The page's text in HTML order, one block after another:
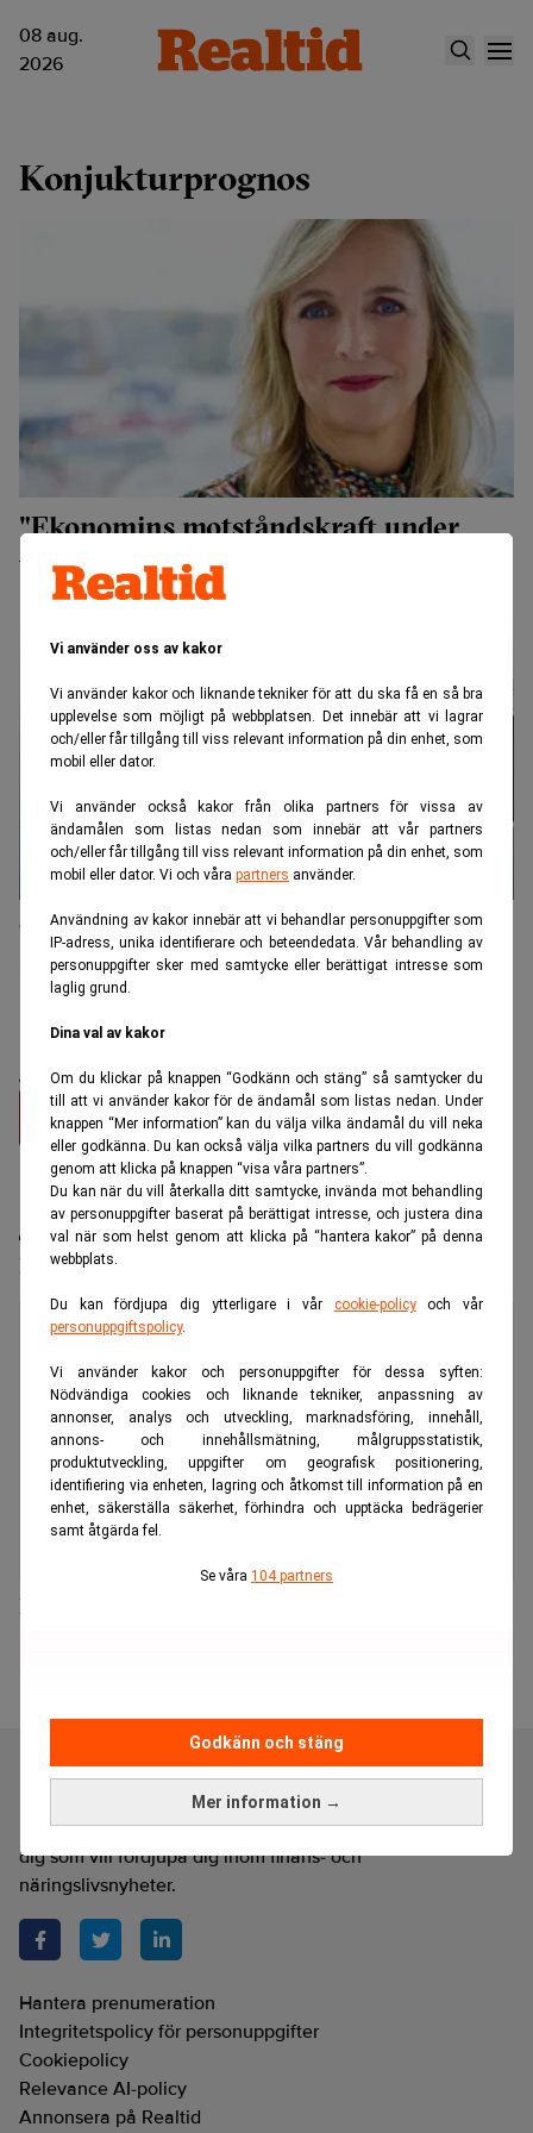
Vi använder oss av kakor
Vi använder kakor och liknande tekniker för att du ska få en så bra
upplevelse som möjligt på webbplatsen. Det innebär att vi lagrar
och/eller får tillgång till viss relevant information på din enhet, som
mobil eller dator.
Vi använder också kakor från olika partners för vissa av
ändamålen som listas nedan som innebär att vår partners
och/eller får tillgång till viss relevant information på din enhet, som
mobil eller dator. Vi och våra partners använder.
Användning av kakor innebär att vi behandlar personuppgifter som
IP-adress, unika identifierare och beteendedata. Vår behandling av
personuppgifter sker med samtycke eller berättigat intresse som
laglig grund.
Dina val av kakor
Om du klickar på knappen “Godkänn och stäng” så samtycker du
till att vi använder kakor för de ändamål som listas nedan. Under
knappen “Mer information” kan du välja vilka ändamål du vill neka
eller godkänna. Du kan också välja vilka partners du vill godkänna
genom att klicka på knappen “visa våra partners”.
Du kan när du vill återkalla ditt samtycke, invända mot behandling
av personuppgifter baserat på berättigat intresse, och justera dina
val när som helst genom att klicka på “hantera kakor” på denna
webbplats.
Du kan fördjupa dig ytterligare i vår cookie-policyoch vår
personuppgiftspolicy.
Vi använder kakor och personuppgifter för dessa syften:
Nödvändiga cookies och liknande tekniker, anpassning av
annonser, analys och utveckling, marknadsföring, innehåll,
annons- och innehållsmätning, målgruppsstatistik,
produktutveckling, uppgifter om geografisk positionering,
identifiering via enheten, lagring och åtkomst till information på en
enhet, säkerställa säkerhet, förhindra och upptäcka bedrägerier
samt åtgärda fel.
Se våra 104 partners
Mer information →
Godkänn och stäng
08 aug.
2026
Konjukturprognos
"Ekonomins motståndskraft under
vintern har varit imponerande"
Gör som Sveriges Warren Buffett – skriv hos oss
Högkonjunkturen bromsar in
Medvind i konjunkturen
Realtid är en oberoende och kostnadsfri nyhetskanal för
dig som vill fördjupa dig inom finans- och
näringslivsnyheter.
Hantera prenumeration
Integritetspolicy för personuppgifter
Cookiepolicy
Relevance AI-policy
Annonsera på Realtid